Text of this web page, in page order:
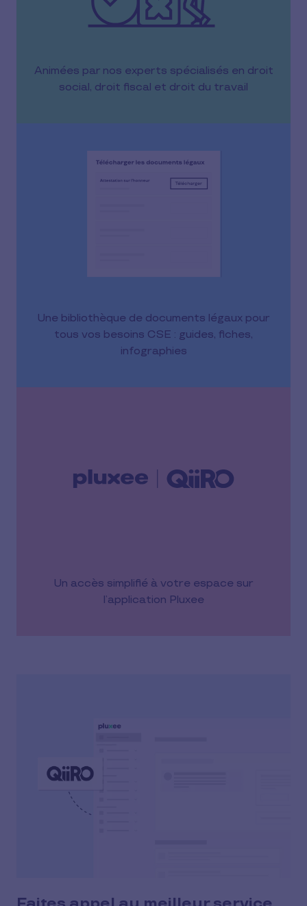
Animées par nos experts spécialisés en droit
social, droit fiscal et droit du travail
Une bibliothèque de documents légaux pour
tous vos besoins CSE : guides, fiches,
infographies
Un accès simplifié à votre espace sur
l’application Pluxee